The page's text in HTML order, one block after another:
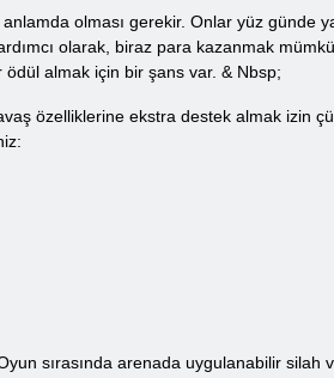
olması gerekir. Onlar yüz günde
olarak, biraz para kazanmak
almak için bir şans var. & Nbsp;
özelliklerine ekstra destek almak izin
sırasında arenada uygulanabilir